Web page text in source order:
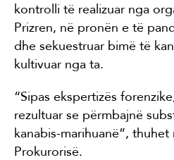
kontrolli të realizuar nga
Prizren, në pronën e të
dhe sekuestruar bimë të
kultivuar nga ta.
“Sipas ekspertizës
rezultuar se përmbajnë
kanabis-marihuanë”,
Prokurorisë.